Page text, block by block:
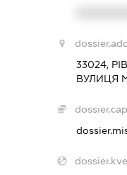
33024,
ВУЛИЦЯ